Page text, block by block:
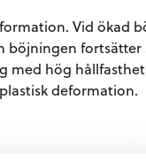
Vid ökad
böjningen fortsätter
med hög
deformation.